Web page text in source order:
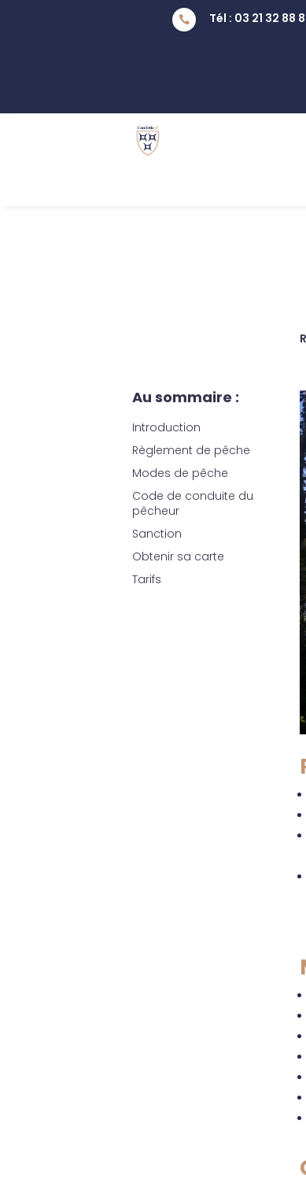
 Tél : 03 21 32 88
Au sommaire :
Introduction
Règlement de pêche
Modes de pêche
Code de conduite du
pêcheur
Sanction
Obtenir sa carte
Tarifs